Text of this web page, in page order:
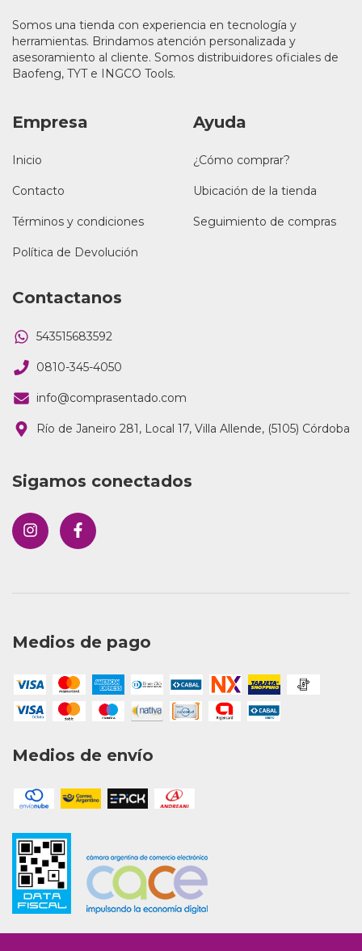
Somos una tienda con experiencia en tecnología y
herramientas. Brindamos atención personalizada y
asesoramiento al cliente. Somos distribuidores oficiales de
Baofeng, TYT e INGCO Tools.
Empresa
Inicio
Contacto
Términos y condiciones
Política de Devolución
Ayuda
¿Cómo comprar?
Ubicación de la tienda
Seguimiento de compras
Contactanos
543515683592
0810-345-4050
info@comprasentado.com
Río de Janeiro 281, Local 17, Villa Allende, (5105) Córdoba
Sigamos conectados
Medios de pago
Medios de envío